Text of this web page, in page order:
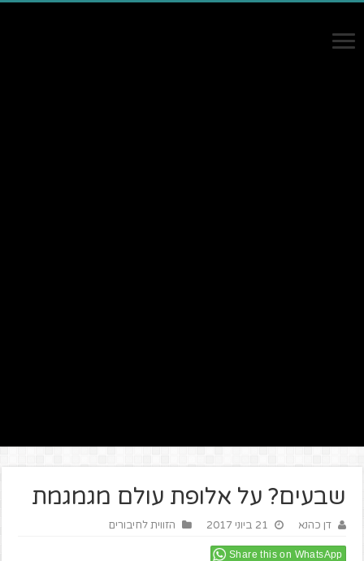
שבעים? על אלופת עולם מגמגמת
דן כהנא 21 ביוני 2017 הזווית לחיבורים
Share this on WhatsApp